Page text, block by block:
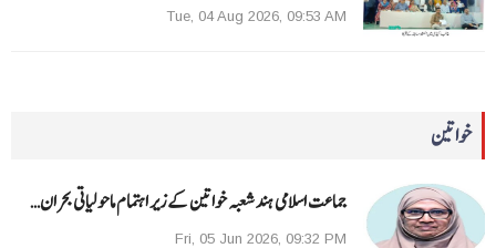
Tue, 04 Aug 2026, 09:53 AM
خواتین
جماعت اسلامی ہند شعبہ خواتین کے زیر اہتمام ماحولیاتی بحران…
Fri, 05 Jun 2026, 09:32 PM